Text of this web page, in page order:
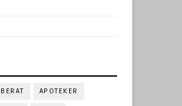
APOTEKER